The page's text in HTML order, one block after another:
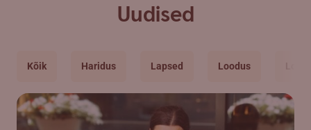
Uudised
Kõik Haridus Lapsed Loodus